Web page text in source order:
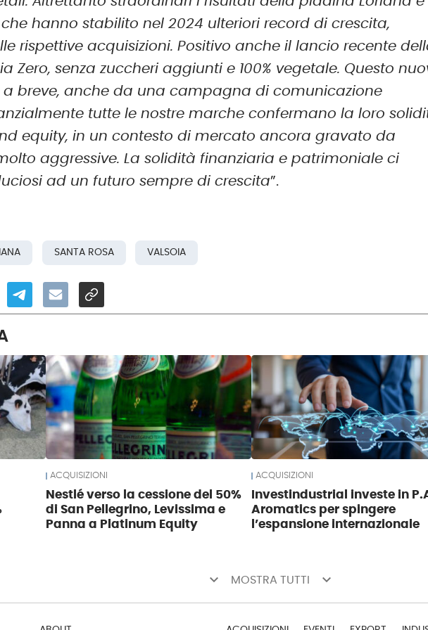
hanno stabilito nel 2024 ulteriori record di crescita,
rispettive acquisizioni. Positivo anche il lancio recente
Zero, senza zuccheri aggiunti e 100% vegetale. Questo
a breve, anche da una campagna di comunicazione
tutte le nostre marche confermano la loro
equity, in un contesto di mercato ancora gravato da
aggressive. La solidità finanziaria e patrimoniale ci
ad un futuro sempre di crescita”.
SANTA ROSA VALSOIA
ACQUISIZIONI
Nestlé verso la cessione del 50%
di San Pellegrino, Levissima e
Panna a Platinum Equity
ACQUISIZIONI
Investindustrial investe in
Aromatics per spingere
l’espansione internazionale
keyboard_arrow_down MOSTRA TUTTI keyboard_arrow_down